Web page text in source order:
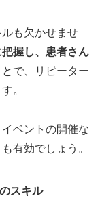
も欠かせませ
握し、患者さん
で、リピーター
。
ベントの開催な
有効でしょう。
スキル